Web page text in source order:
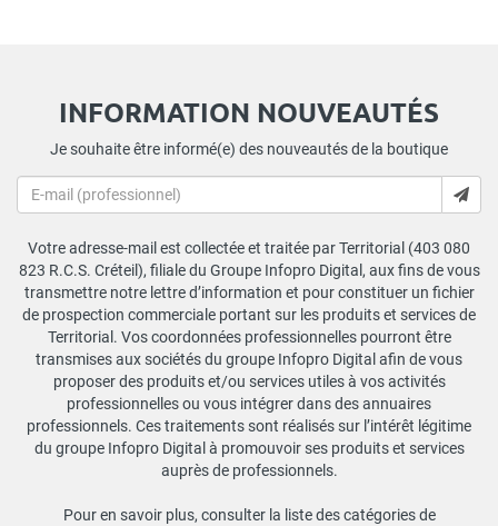
INFORMATION NOUVEAUTÉS
Je souhaite être informé(e) des nouveautés de la boutique
Votre adresse-mail est collectée et traitée par Territorial (403 080
823 R.C.S. Créteil), filiale du Groupe Infopro Digital, aux fins de vous
transmettre notre lettre d’information et pour constituer un fichier
de prospection commerciale portant sur les produits et services de
Territorial. Vos coordonnées professionnelles pourront être
transmises aux sociétés du groupe Infopro Digital afin de vous
proposer des produits et/ou services utiles à vos activités
professionnelles ou vous intégrer dans des annuaires
professionnels. Ces traitements sont réalisés sur l’intérêt légitime
du groupe Infopro Digital à promouvoir ses produits et services
auprès de professionnels.
Pour en savoir plus, consulter la liste des catégories de